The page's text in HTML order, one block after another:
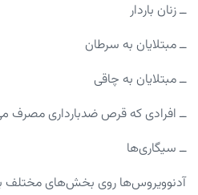
ــ زنان باردار
ــ مبتلایان به سرطان‌
ــ مبتلایان به چاقی
ــ افرادی که قرص ضدبارداری مصرف
ــ سیگاری‌ها
آدنوویروس‌ها روی بخش‌های مختلف